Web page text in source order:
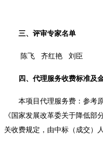
三、评审专家名单
陈飞 齐红艳 刘臣
四、代理服务收费标准及
本项目代理服务费：参考
《国家发展改革委关于降低
关收费规定，由中标（成交）